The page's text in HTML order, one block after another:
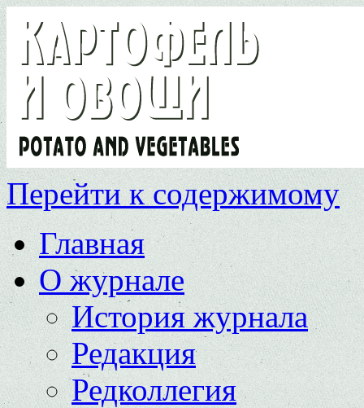
Перейти к содержимому
Главная
О журнале
История журнала
Редакция
Редколлегия